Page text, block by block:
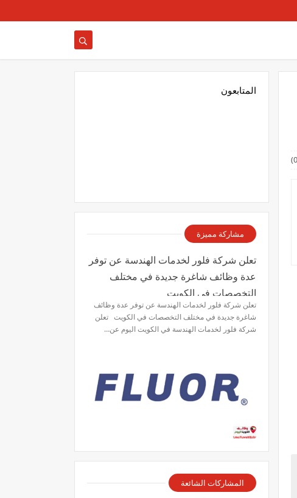
المتابعون
مشاركة مميزة
تعلن شركة فلور لخدمات الهندسة عن توفر
عدة وظائف شاغرة جديدة في مختلف
التخصصات في الكويت
تعلن شركة فلور لخدمات الهندسة عن توفر عدة وظائف
شاغرة جديدة في مختلف التخصصات في الكويت تعلن
شركة فلور لخدمات الهندسة في الكويت اليوم عن…
المشاركات الشائعة